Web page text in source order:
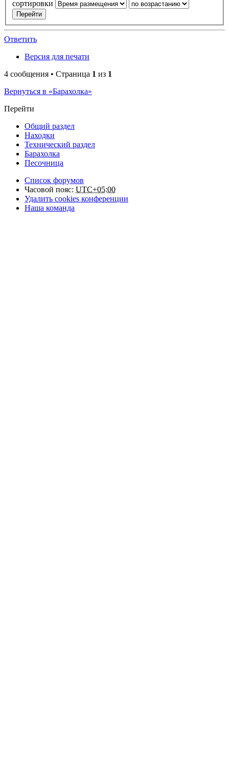
сортировки
Ответить
Версия для печати
4 сообщения • Страница 1 из 1
Вернуться в «Барахолка»
Перейти
Общий раздел
Находки
Технический раздел
Барахолка
Песочница
Список форумов
Часовой пояс: UTC+05:00
Удалить cookies конференции
Наша команда